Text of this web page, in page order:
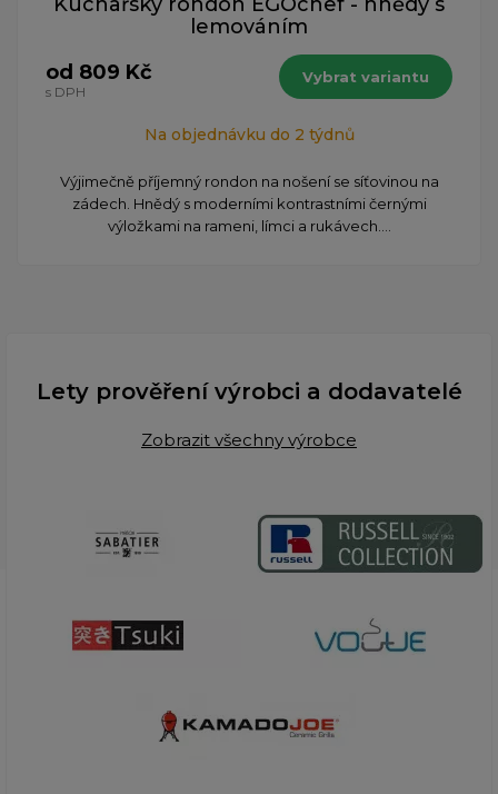
lemováním
od 809 Kč
s DPH
Vybrat variantu
Na objednávku do 2 týdnů
Výjimečně příjemný rondon na nošení se síťovinou na
zádech. Hnědý s moderními kontrastními černými
výložkami na rameni, límci a rukávech....
Lety prověření výrobci a dodavatelé
Zobrazit všechny výrobce